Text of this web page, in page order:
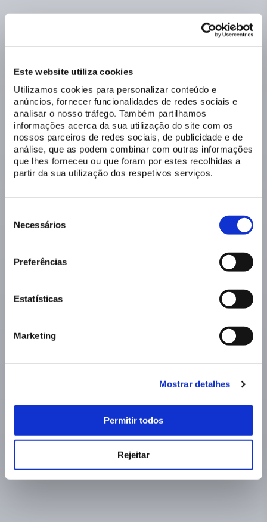
Este website utiliza cookies
Utilizamos cookies para personalizar conteúdo e
anúncios, fornecer funcionalidades de redes sociais e
analisar o nosso tráfego. Também partilhamos
informações acerca da sua utilização do site com os
nossos parceiros de redes sociais, de publicidade e de
análise, que as podem combinar com outras informações
que lhes forneceu ou que foram por estes recolhidas a
partir da sua utilização dos respetivos serviços.
Necessários
Preferências
Estatísticas
Marketing
Mostrar detalhes
Permitir todos
Rejeitar